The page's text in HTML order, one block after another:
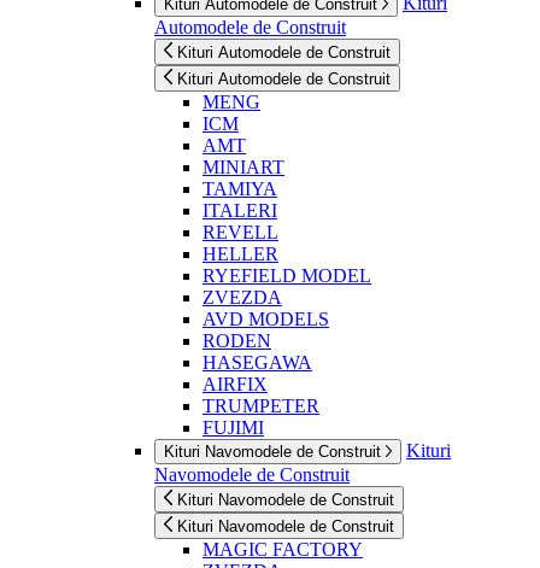
Kituri Automodele de Construit
Automodele de Construit
Kituri Automodele de Construit
Kituri Automodele de Construit
MENG
ICM
AMT
MINIART
TAMIYA
ITALERI
REVELL
HELLER
RYEFIELD MODEL
ZVEZDA
AVD MODELS
RODEN
HASEGAWA
AIRFIX
TRUMPETER
FUJIMI
Kituri Navomodele de Construit
Kituri
Navomodele de Construit
Kituri Navomodele de Construit
Kituri Navomodele de Construit
MAGIC FACTORY